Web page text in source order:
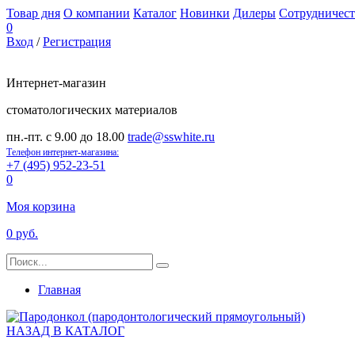
Товар дня О компании Каталог Новинки Дилеры
0
Вход /Регистрация
Интернет-магазин
стоматологических материалов
пн.-пт. с 9.00 до 18.00 trade@sswhite.ru
Телефон интернет-магазина:
+7 (495) 952-23-51
0
Моя корзина
0 руб.
Главная
НАЗАД В КАТАЛОГ